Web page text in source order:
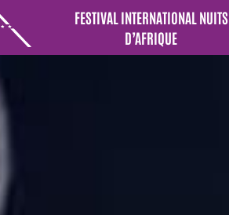
FESTIVAL INTERNATIONAL NUITS
D’AFRIQUE